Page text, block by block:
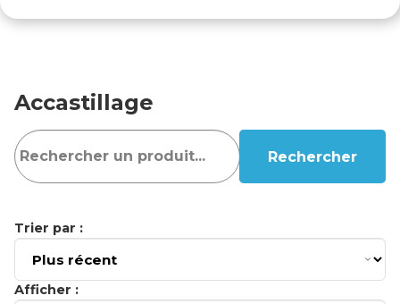
Accastillage
Rechercher
Trier par :
Afficher :